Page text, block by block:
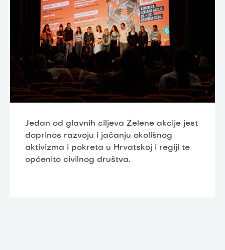
Jedan od glavnih ciljeva Zelene akcije jest
doprinos razvoju i jačanju okolišnog
aktivizma i pokreta u Hrvatskoj i regiji te
općenito civilnog društva.